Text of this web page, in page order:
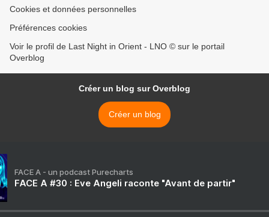
Cookies et données personnelles
Préférences cookies
Voir le profil de Last Night in Orient - LNO © sur le portail
Overblog
Créer un blog sur Overblog
Créer un blog
FACE A - un podcast Purecharts
FACE A #30 : Eve Angeli raconte "Avant de partir"